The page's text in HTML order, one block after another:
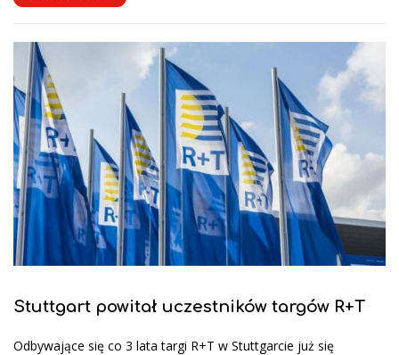
Stuttgart powitał uczestników targów R+T
Odbywające się co 3 lata targi R+T w Stuttgarcie już się